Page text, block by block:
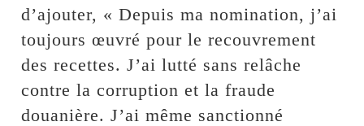
d’ajouter, « Depuis ma nomination, j’ai
toujours œuvré pour le recouvrement
des recettes. J’ai lutté sans relâche
contre la corruption et la fraude
douanière. J’ai même sanctionné